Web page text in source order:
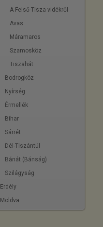
A Felső-Tisza-vidékről
Avas
Máramaros
Szamosköz
Tiszahát
Bodrogköz
Nyírség
Érmellék
Bihar
Sárrét
Dél-Tiszántúl
Bánát (Bánság)
Szilágyság
Erdély
Moldva